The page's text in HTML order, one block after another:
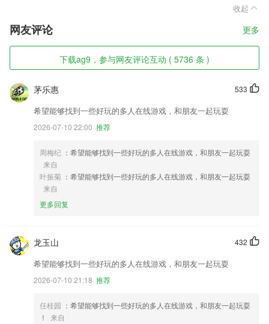
收起
网友评论 更多
下载ag9，参与网友评论互动 ( 5736 条 )
533
茅乐惠
希望能够找到一些好玩的多人在线游戏，和朋友一起玩耍
2026-07-10 22:00 推荐
周梅纪 ：希望能够找到一些好玩的多人在线游戏，和朋友一起玩耍
来自
叶振菊 ：希望能够找到一些好玩的多人在线游戏，和朋友一起玩耍
来自
更多回复
432
龙玉山
希望能够找到一些好玩的多人在线游戏，和朋友一起玩耍
2026-07-10 21:18 推荐
任桂园 ：希望能够找到一些好玩的多人在线游戏，和朋友一起玩耍
！
来自